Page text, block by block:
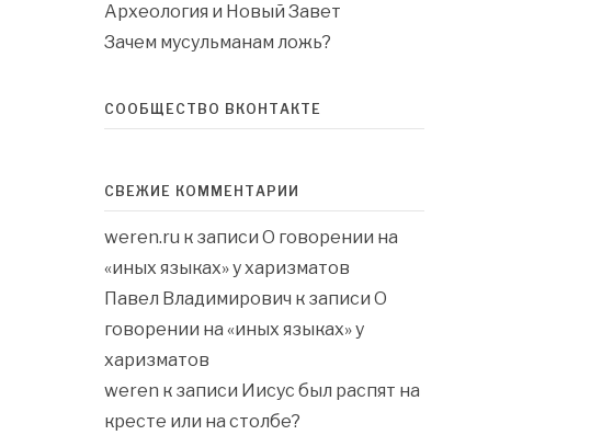
Археология и Новый Завет
Зачем мусульманам ложь?
СООБЩЕСТВО ВКОНТАКТЕ
СВЕЖИЕ КОММЕНТАРИИ
weren.ru к записи О говорении на
«иных языках» у харизматов
Павел Владимирович к записи О
говорении на «иных языках» у
харизматов
weren к записи Иисус был распят на
кресте или на столбе?